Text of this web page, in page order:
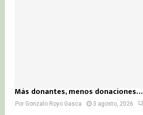
Más donantes, menos donaciones…
Por Gonzalo Royo Gasca 3 agosto, 2026